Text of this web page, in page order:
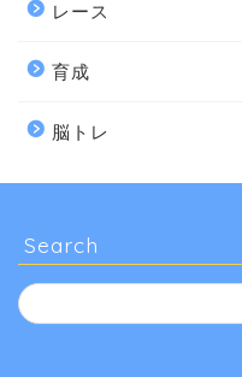
レース
育成
脳トレ
Search